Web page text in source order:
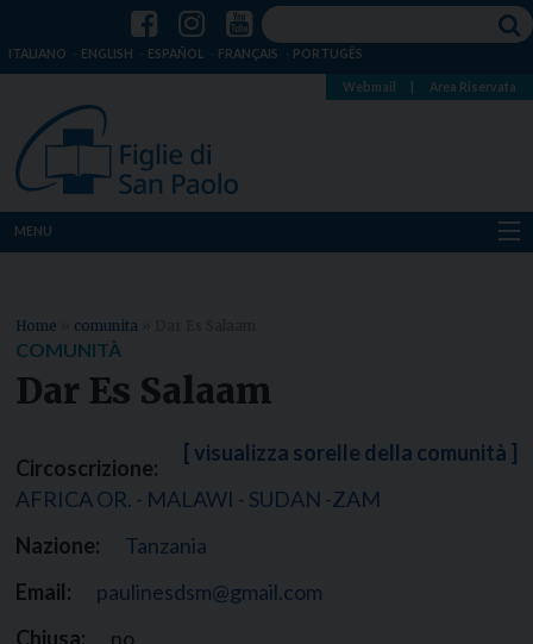
ITALIANO ENGLISH ESPAÑOL FRANÇAIS PORTUGÊS
Webmail Area Riservata
MENU
Dove siamo
Notizie
Media
Home comunita
COMUNITÀ
Dar Es Salaam
[ visualizza sorelle della comunità ]
Circoscrizione:
AFRICA OR. - MALAWI - SUDAN -ZAM
Nazione:
Tanzania
Email:
paulinesdsm@gmail.com
Chiusa:
no